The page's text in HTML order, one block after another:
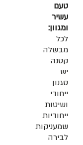
טעם
עשיר
ומגוון:
לכל
מבשלה
קטנה
יש
סגנון
ייחודי
ושיטות
ייחודיות
שמעניקות
לבירה